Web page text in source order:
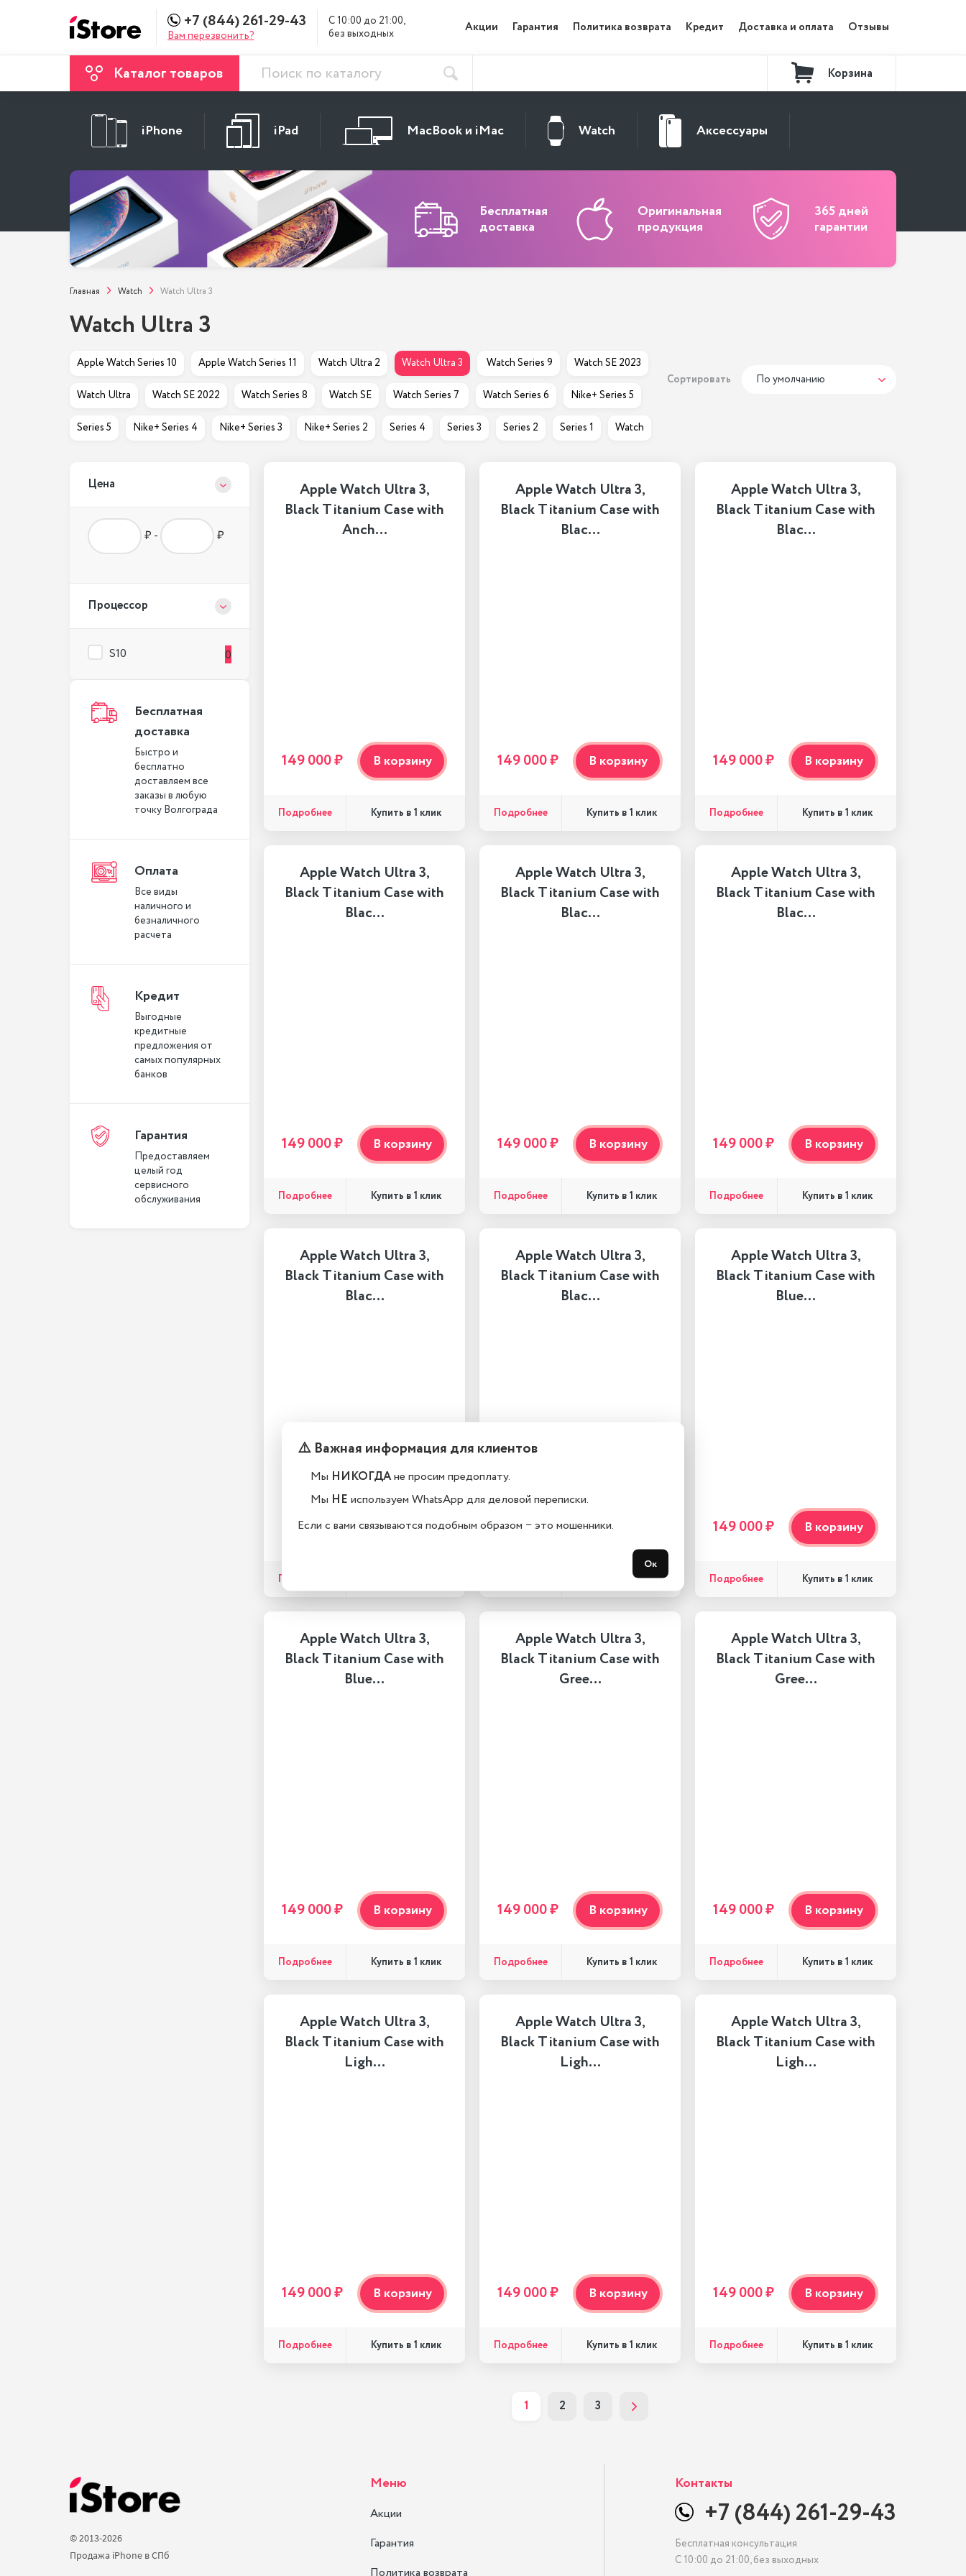
+7 (844) 261-29-43
Вам перезвонить?
С 10:00 до 21:00,
без выходных
Акции Гарантия Политика возврата Кредит Доставка и оплата Отзывы
Контакты
Каталог товаров Корзина
iPhone iPad MacBook и iMac Watch Аксессуары
Бесплатная
доставка
Оригинальная
продукция
365 дней
гарантии
Главная Watch Watch Ultra 3
Watch Ultra 3
Apple Watch Series 10 Apple Watch Series 11 Watch Ultra 2 Watch Ultra 3 Watch Series 9 Watch SE 2023
Watch Ultra Watch SE 2022 Watch Series 8 Watch SE Watch Series 7 Watch Series 6 Nike+ Series 5
Series 5 Nike+ Series 4 Nike+ Series 3 Nike+ Series 2 Series 4 Series 3 Series 2 Series 1 Watch
Сортировать По умолчанию
Цена
₽ - ₽
Процессор
S10 0
Бесплатная
доставка
Быстро и
бесплатно
доставляем все
заказы в любую
точку Волгограда
Оплата
Все виды
наличного и
безналичного
расчета
Кредит
Выгодные
кредитные
предложения от
самых популярных
банков
Гарантия
Предоставляем
целый год
сервисного
обслуживания
Apple Watch Ultra 3,
Black Titanium Case with
Anch…
149 000 ₽ В корзину
Подробнее Купить в 1 клик
Apple Watch Ultra 3,
Black Titanium Case with
Blac…
149 000 ₽ В корзину
Подробнее Купить в 1 клик
Apple Watch Ultra 3,
Black Titanium Case with
Blac…
149 000 ₽ В корзину
Подробнее Купить в 1 клик
Apple Watch Ultra 3,
Black Titanium Case with
Blac…
149 000 ₽ В корзину
Подробнее Купить в 1 клик
Apple Watch Ultra 3,
Black Titanium Case with
Blac…
149 000 ₽ В корзину
Подробнее Купить в 1 клик
Apple Watch Ultra 3,
Black Titanium Case with
Blac…
149 000 ₽ В корзину
Подробнее Купить в 1 клик
Apple Watch Ultra 3,
Black Titanium Case with
Blac…
149 000 ₽ В корзину
Подробнее
Apple Watch Ultra 3,
Black Titanium Case with
Blac…
149 000 ₽ В корзину
Купить в 1 клик
Apple Watch Ultra 3,
Black Titanium Case with
Blue…
149 000 ₽ В корзину
Подробнее Купить в 1 клик
Apple Watch Ultra 3,
Black Titanium Case with
Blue…
149 000 ₽ В корзину
Подробнее Купить в 1 клик
Apple Watch Ultra 3,
Black Titanium Case with
Gree…
149 000 ₽ В корзину
Подробнее Купить в 1 клик
Apple Watch Ultra 3,
Black Titanium Case with
Gree…
149 000 ₽ В корзину
Подробнее Купить в 1 клик
Apple Watch Ultra 3,
Black Titanium Case with
Ligh…
149 000 ₽ В корзину
Подробнее Купить в 1 клик
Apple Watch Ultra 3,
Black Titanium Case with
Ligh…
149 000 ₽ В корзину
Подробнее Купить в 1 клик
Apple Watch Ultra 3,
Black Titanium Case with
Ligh…
149 000 ₽ В корзину
Подробнее Купить в 1 клик
1 2 3
© 2013-2026
Продажа iPhone в СПб
Меню
Акции
Гарантия
Контакты
+7 (844) 261-29-43
Бесплатная консультация
С 10:00 до 21:00, без выходных
⚠️ Важная информация для клиентов
Мы НИКОГДАне просим предоплату.
Мы НЕ используем WhatsApp для деловой переписки.
Если с вами связываются подобным образом − это мошенники.
Ок